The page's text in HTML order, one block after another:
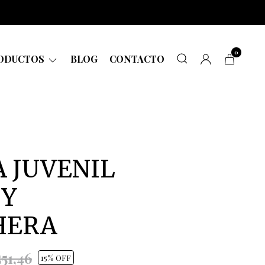
BLOG CONTACTO
0
JUVENIL
15% OFF